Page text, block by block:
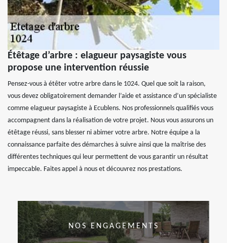
Étêtage d’arbre : elagueur paysagiste vous
propose une intervention réussie
Pensez-vous à étêter votre arbre dans le 1024. Quel que soit la raison,
vous devez obligatoirement demander l’aide et assistance d’un spécialiste
comme elagueur paysagiste à Ecublens. Nos professionnels qualifiés vous
accompagnent dans la réalisation de votre projet. Nous vous assurons un
étêtage réussi, sans blesser ni abimer votre arbre. Notre équipe a la
connaissance parfaite des démarches à suivre ainsi que la maîtrise des
différentes techniques qui leur permettent de vous garantir un résultat
impeccable. Faites appel à nous et découvrez nos prestations.
NOS ENGAGEMENTS